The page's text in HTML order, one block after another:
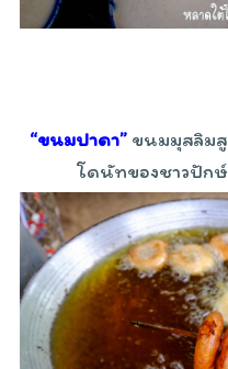
“ขนมปาดา”ขนมมุสลิมสู
โดนัทของชาวปักษ์